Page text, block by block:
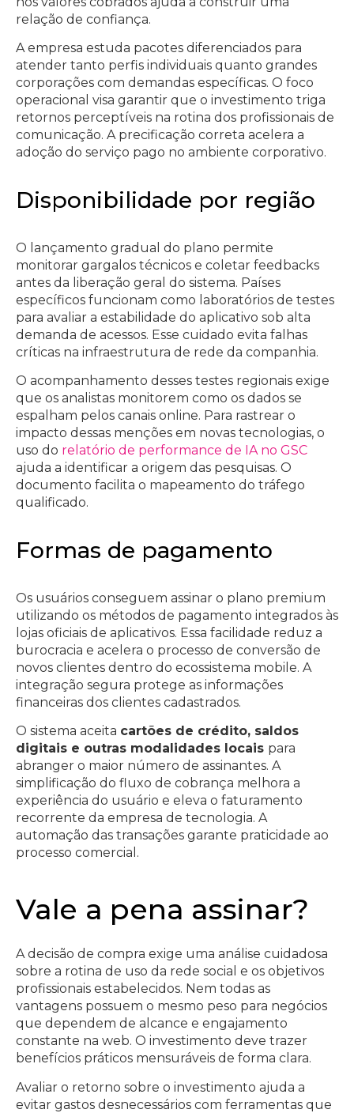
relação de confiança.
A empresa estuda pacotes diferenciados para
atender tanto perfis individuais quanto grandes
corporações com demandas específicas. O foco
operacional visa garantir que o investimento triga
retornos perceptíveis na rotina dos profissionais de
comunicação. A precificação correta acelera a
adoção do serviço pago no ambiente corporativo.
Disponibilidade por região
O lançamento gradual do plano permite
monitorar gargalos técnicos e coletar feedbacks
antes da liberação geral do sistema. Países
específicos funcionam como laboratórios de testes
para avaliar a estabilidade do aplicativo sob alta
demanda de acessos. Esse cuidado evita falhas
críticas na infraestrutura de rede da companhia.
O acompanhamento desses testes regionais exige
que os analistas monitorem como os dados se
espalham pelos canais online. Para rastrear o
impacto dessas menções em novas tecnologias, o
uso do relatório de performance de IA no GSC
ajuda a identificar a origem das pesquisas. O
documento facilita o mapeamento do tráfego
qualificado.
Formas de pagamento
Os usuários conseguem assinar o plano premium
utilizando os métodos de pagamento integrados às
lojas oficiais de aplicativos. Essa facilidade reduz a
burocracia e acelera o processo de conversão de
novos clientes dentro do ecossistema mobile. A
integração segura protege as informações
financeiras dos clientes cadastrados.
O sistema aceita cartões de crédito, saldos
digitais e outras modalidades locais para
abranger o maior número de assinantes. A
simplificação do fluxo de cobrança melhora a
experiência do usuário e eleva o faturamento
recorrente da empresa de tecnologia. A
automação das transações garante praticidade ao
processo comercial.
Vale a pena assinar?
A decisão de compra exige uma análise cuidadosa
sobre a rotina de uso da rede social e os objetivos
profissionais estabelecidos. Nem todas as
vantagens possuem o mesmo peso para negócios
que dependem de alcance e engajamento
constante na web. O investimento deve trazer
benefícios práticos mensuráveis de forma clara.
Avaliar o retorno sobre o investimento ajuda a
evitar gastos desnecessários com ferramentas que